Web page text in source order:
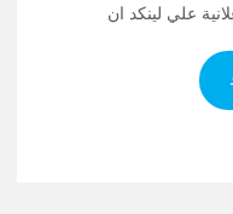
علي لينكد ان